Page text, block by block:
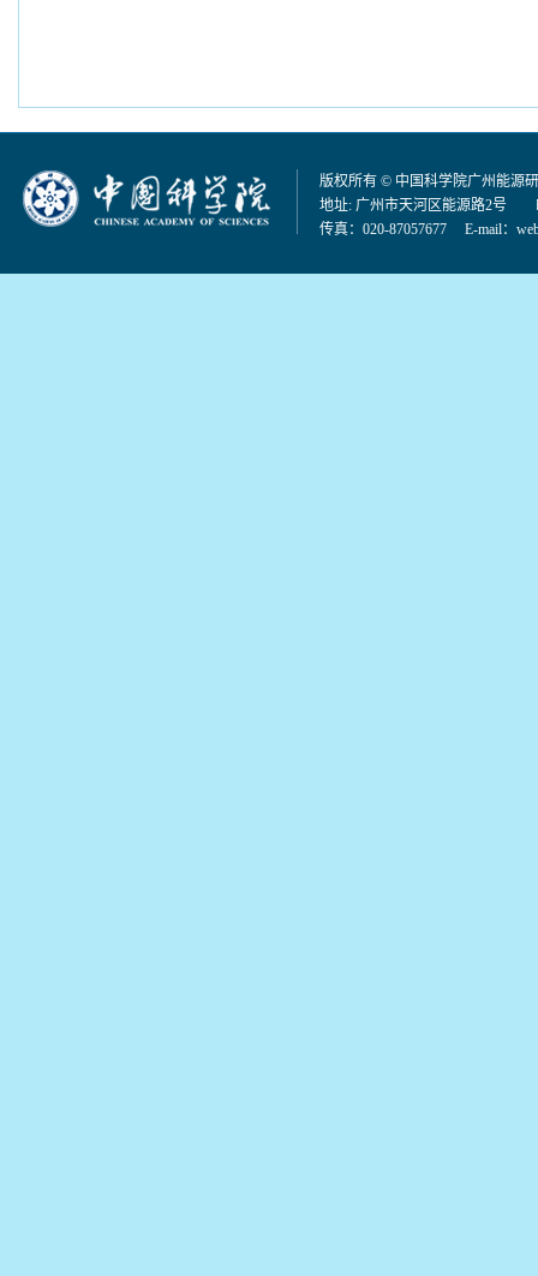
版权所有 © 中国科学院广州能源
地址: 广州市天河区能源路2号
传真：020-87057677 E-mail：